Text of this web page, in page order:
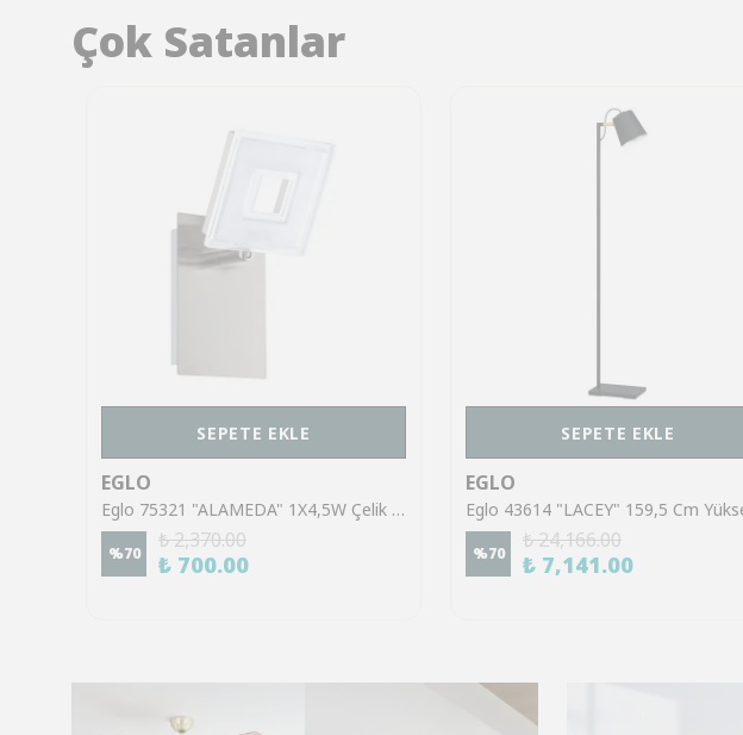
Çok Satanlar
SEPETE EKLE
EGLO
Eglo 75321 "ALAMEDA" 1X4,5W Çelik Nikel Mat Sıva Üstü Spot
%70
₺ 2,370.00
₺ 700.00
SEPETE EKLE
EGLO
%70
₺ 24,166.00
₺ 7,141.00